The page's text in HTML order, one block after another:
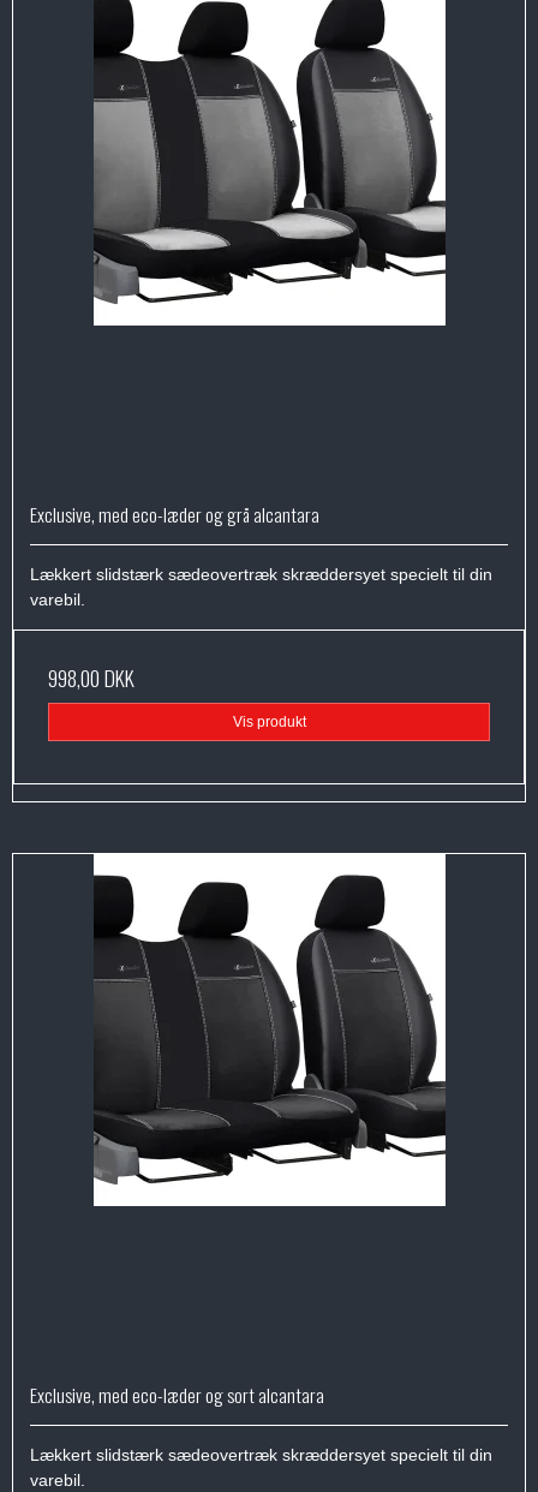
Exclusive, med eco-læder og grå alcantara
Lækkert slidstærk sædeovertræk skræddersyet specielt til din
varebil.
998,00 DKK
Vis produkt
Exclusive, med eco-læder og sort alcantara
Lækkert slidstærk sædeovertræk skræddersyet specielt til din
varebil.